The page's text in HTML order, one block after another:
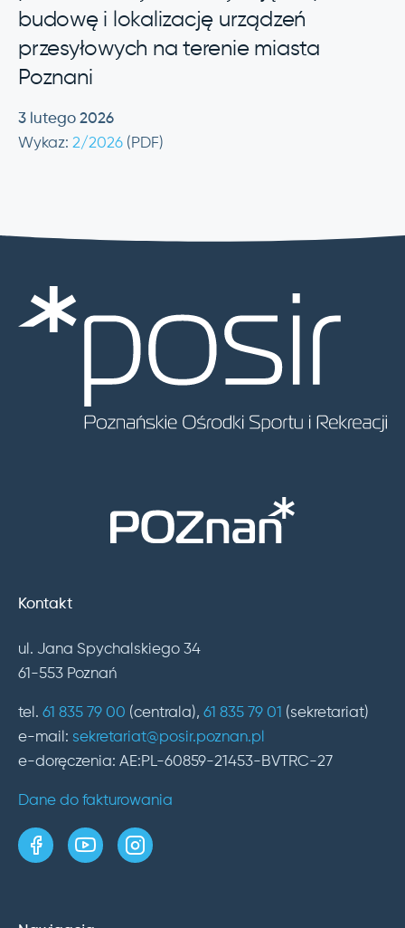
budowę i lokalizację urządzeń
przesyłowych na terenie miasta
Poznani
3 lutego 2026
Wykaz: 2/2026 (PDF)
Kontakt
ul. Jana Spychalskiego 34
61-553 Poznań
tel. 61 835 79 00 (centrala), 61 835 79 01 (sekretariat)
e-mail: sekretariat@posir.poznan.pl
e-doręczenia: AE:PL-60859-21453-BVTRC-27
Dane do fakturowania
strona w serwisie Facebook
kanał w serwisie YouTube
profil w serwisie Instagram